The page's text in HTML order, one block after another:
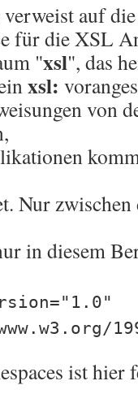
auf
für die XSL
"xsl", das
xsl:
von
Nur
in diesem
ist hier